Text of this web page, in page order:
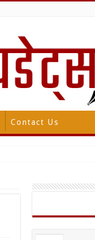
Contact Us